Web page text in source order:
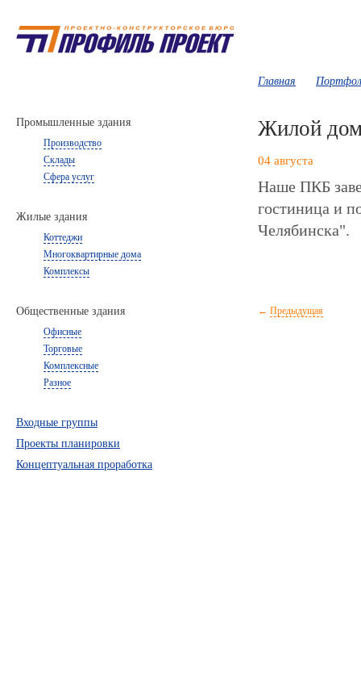
Главная
Жилой
04 августа
Наше ПКБ
гостиница и
Челябинска".
← Предыдущая
Промышленные здания
Производство
Склады
Сфера услуг
Жилые здания
Коттеджи
Многоквартирные дома
Комплексы
Общественные здания
Офисные
Торговые
Комплексные
Разное
Входные группы
Проекты планировки
Концептуальная проработка